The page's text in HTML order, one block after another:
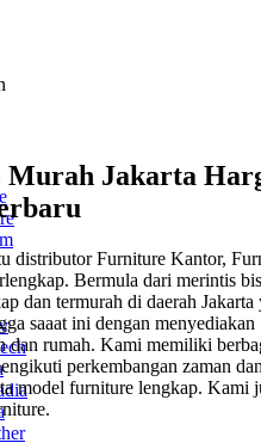
Jakarta
distributor Furniture Kantor,
Bermula dari merintis
dan termurah di daerah Jakarta
saaat ini dengan menyediakan
dan rumah. Kami memiliki
perkembangan zaman
model furniture lengkap. Kami